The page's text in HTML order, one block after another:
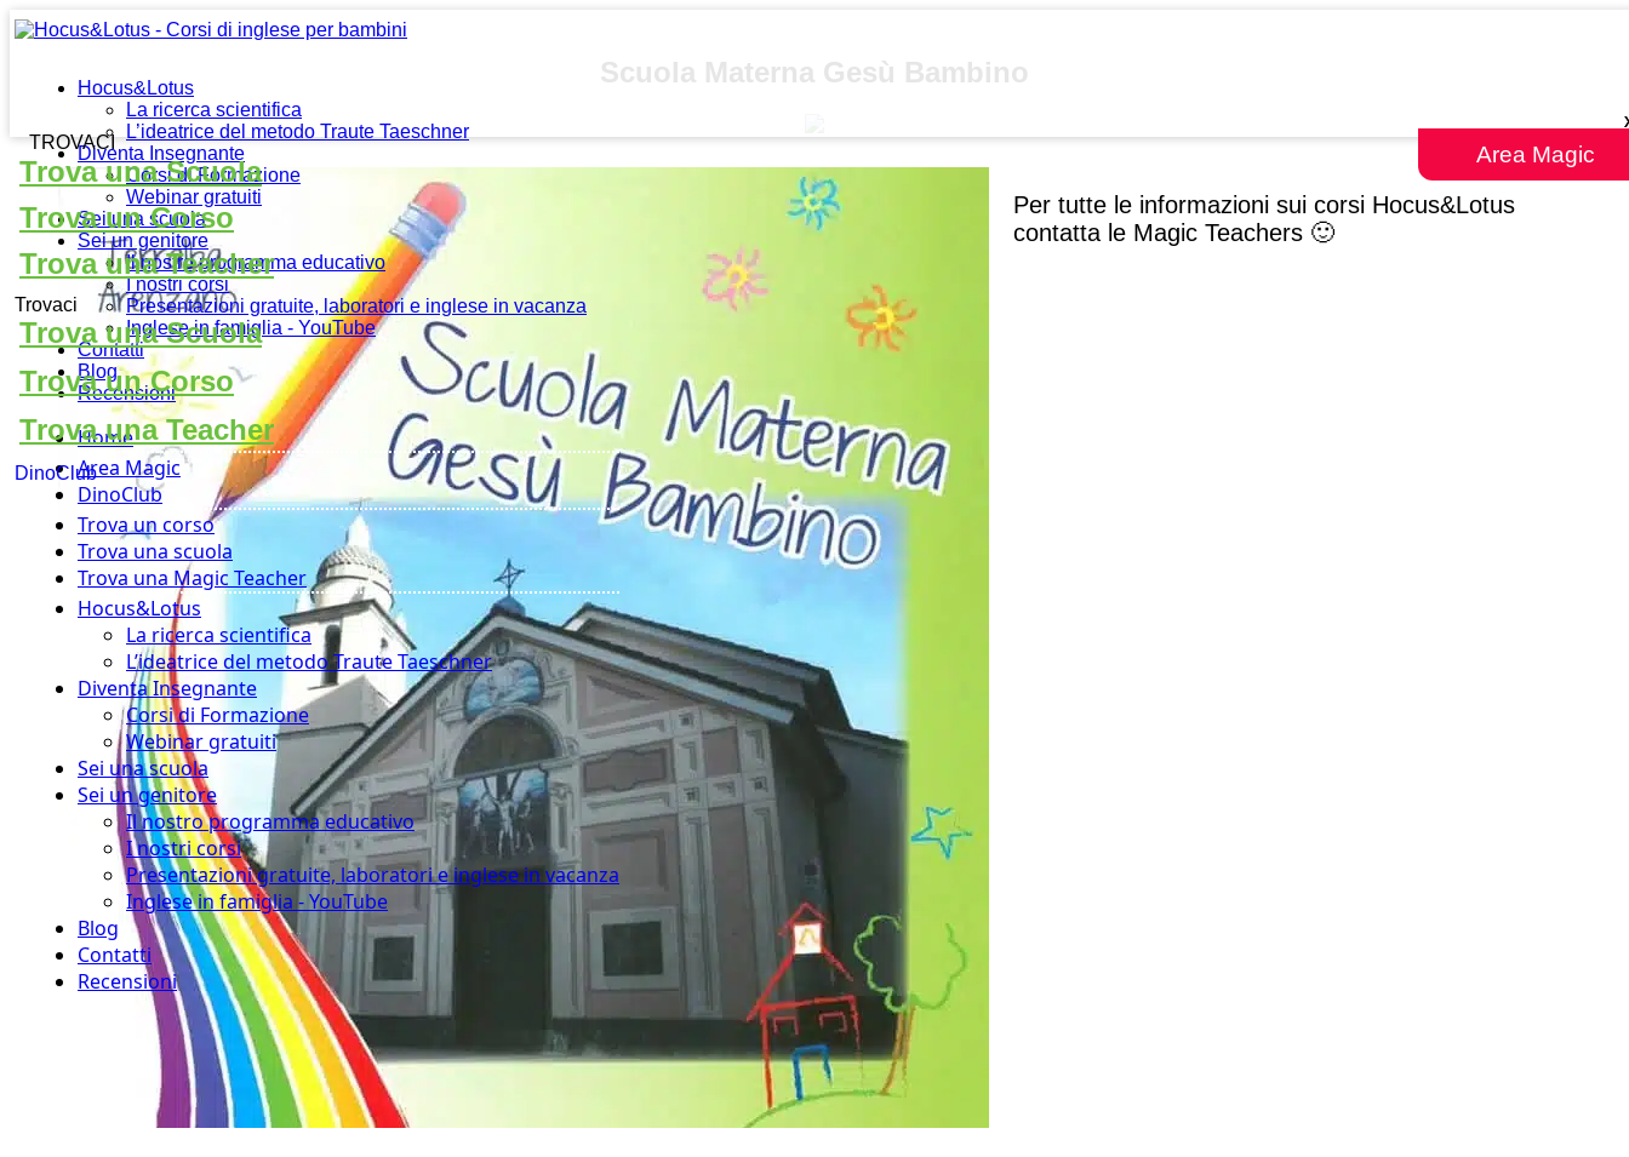
Hocus&Lotus
La ricerca scientifica
L’ideatrice del metodo Traute Taeschner
Diventa Insegnante
Corsi di Formazione
Webinar gratuiti
Sei una scuola
Sei un genitore
Il nostro programma educativo
I nostri corsi
Presentazioni gratuite, laboratori e inglese in vacanza
Inglese in famiglia - YouTube
Contatti
Blog
Recensioni
Home
Area Magic
DinoClub
Trova un corso
Trova una scuola
Trova una Magic Teacher
Hocus&Lotus
La ricerca scientifica
L’ideatrice del metodo Traute Taeschner
Diventa Insegnante
Corsi di Formazione
Webinar gratuiti
Sei una scuola
Sei un genitore
Il nostro programma educativo
I nostri corsi
Presentazioni gratuite, laboratori e inglese in vacanza
Inglese in famiglia - YouTube
Blog
Contatti
Recensioni
Area Magic
TROVACI
Trova una Scuola
Trova un Corso
Trova una Teacher
Trovaci
Trova una Scuola
Trova un Corso
Trova una Teacher
DinoClub
Scuola Materna Gesù Bambino
Per tutte le informazioni sui corsi Hocus&Lotus
contatta le Magic Teachers 🙂